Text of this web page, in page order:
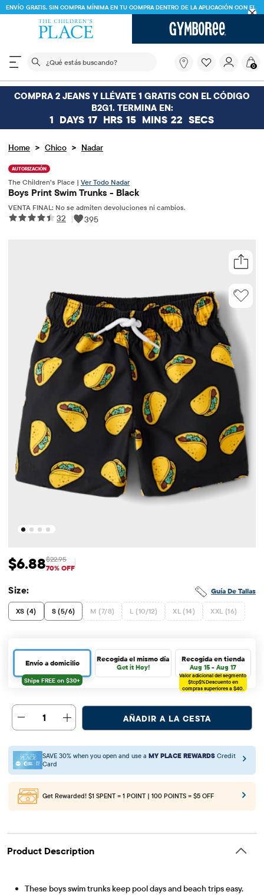
ENVÍO GRATIS. SIN COMPRA MÍNIMA EN TU COMPRA DENTRO DE LA APLICACIÓN CON EL
CÓDIGO
El siguiente campo de búsqueda filtra las
buscando?
0
COMPRA 2 JEANS Y LLÉVATE 1 GRATIS CON EL CÓDIGO
B2G1. TERMINA EN:
1 DAYS 17 HRS 15 MINS 22 SECS
Home > Chico > Nadar
AUTORIZACIÓN
The Children’s Place | Ver Todo Nadar
Boys Print Swim Trunks - Black
VENTA FINAL: No se admiten devoluciones ni cambios.
32 | 395
Precio de venta: $6.88
$6.88 Precio original: $22.95
$22.95
70% OFF
Guía De Tallas
Size:
XS (4) S (5/6) M (7/8) L (10/12) XL (14) XXL (16)
Envío a domicilio Recogida el mismo día
Get it Hoy!
Recogida en tienda
Aug 15 - Aug 17
Valor adicional del segmento
$tcp$%Descuento en
compras superiores a $40.
1 AÑADIR A LA CESTA
SAVE 30% when you open and use a MY PLACE REWARDS Credit
Card
Get Rewarded! $1 SPENT = 1 POINT | 100 POINTS = $5 OFF
Product Description
These boys swim trunks keep pool days and beach trips easy.